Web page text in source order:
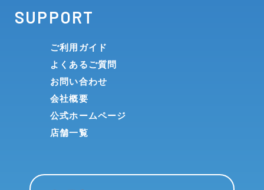
SUPPORT
ご利用ガイド
よくあるご質問
お問い合わせ
会社概要
公式ホームページ
店舗一覧